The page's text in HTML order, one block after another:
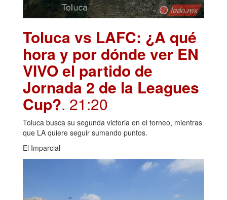
Toluca vs LAFC: ¿A qué
hora y por dónde ver EN
VIVO el partido de
Jornada 2 de la Leagues
Cup?. 21:20
Toluca busca su segunda victoria en el torneo, mientras
que LA quiere seguir sumando puntos.
El Imparcial